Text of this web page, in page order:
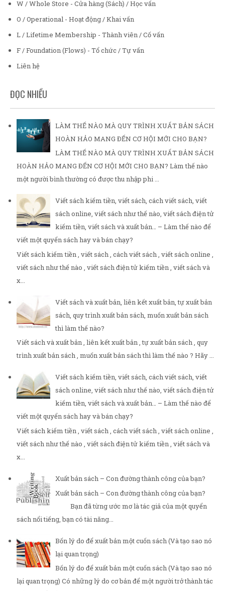
W / Whole Store - Cửa hàng (Sách) / Học vấn
O / Operational - Hoạt động / Khai vấn
L / Lifetime Membership - Thành viên / Cố vấn
F / Foundation (Flows) - Tổ chức / Tự vấn
Liên hệ
ĐỌC NHIỀU
LÀM THẾ NÀO MÀ QUY TRÌNH XUẤT BẢN SÁCH
HOÀN HẢO MANG ĐẾN CƠ HỘI MỚI CHO BẠN?
LÀM THẾ NÀO MÀ QUY TRÌNH XUẤT BẢN SÁCH
HOÀN HẢO MANG ĐẾN CƠ HỘI MỚI CHO BẠN? Làm thế nào
một người bình thường có được thu nhập phi ...
Viết sách kiếm tiền, viết sách, cách viết sách, viết
sách online, viết sách như thế nào, viết sách điện tử
kiếm tiền, viết sách và xuất bản… – Làm thế nào để
viết một quyển sách hay và bán chạy?
Viết sách kiếm tiền , viết sách , cách viết sách , viết sách online ,
viết sách như thế nào , viết sách điện tử kiếm tiền , viết sách và
x...
Viết sách và xuất bản, liên kết xuất bản, tự xuất bản
sách, quy trình xuất bản sách, muốn xuất bản sách
thì làm thế nào?
Viết sách và xuất bản , liên kết xuất bản , tự xuất bản sách , quy
trình xuất bản sách , muốn xuất bản sách thì làm thế nào ? Hãy ...
Viết sách kiếm tiền, viết sách, cách viết sách, viết
sách online, viết sách như thế nào, viết sách điện tử
kiếm tiền, viết sách và xuất bản… – Làm thế nào để
viết một quyển sách hay và bán chạy?
Viết sách kiếm tiền , viết sách , cách viết sách , viết sách online ,
viết sách như thế nào , viết sách điện tử kiếm tiền , viết sách và
x...
Xuất bản sách – Con đường thành công của bạn?
Xuất bản sách – Con đường thành công của bạn?
Bạn đã từng ước mơ là tác giả của một quyển
sách nổi tiếng, bạn có tài năng...
Bốn lý do để xuất bản một cuốn sách (Và tạo sao nó
lại quan trọng)
Bốn lý do để xuất bản một cuốn sách (Và tạo sao nó
lại quan trọng) Có những lý do cơ bản để một người trở thành tác